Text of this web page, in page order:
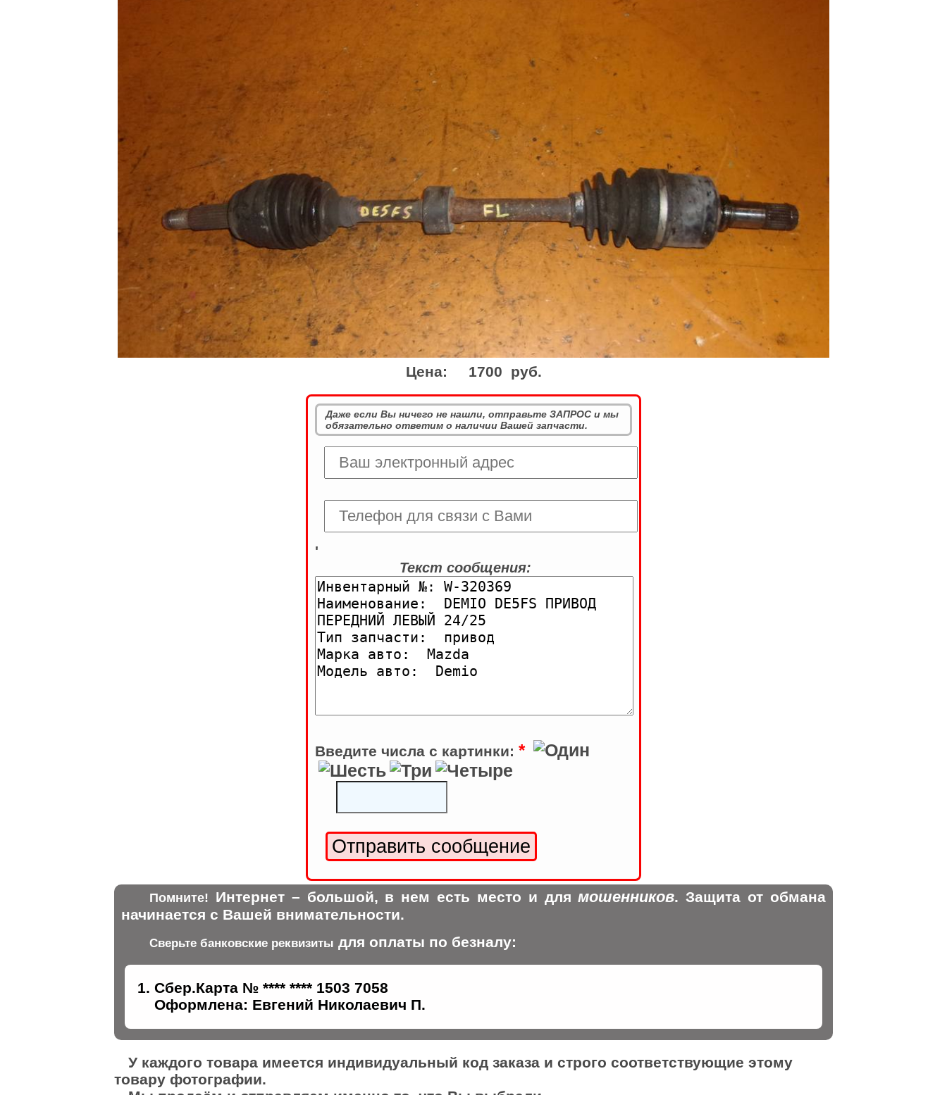
Цена: 1700 руб.
Даже если Вы ничего не нашли, отправьте ЗАПРОС и мы
обязательно ответим о наличии Вашей запчасти.
'
Текст сообщения:
Введите числа с картинки: *
Помните! Интернет – большой, в нем есть место и длямошенников. Защита от обмана
начинается с Вашей внимательности.
Сверьте банковские реквизиты для оплаты по безналу:
Сбер.Карта № **** **** 1503 7058
Оформлена: Евгений Николаевич П.
У каждого товара имеется индивидуальный код заказа и строго соответствующие этому
товару фотографии.